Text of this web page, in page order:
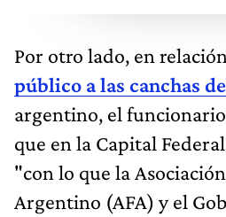
Por otro lado, en
público a las canchas
argentino, el
que en la Capital
"con lo que la
Argentino (AFA) y el